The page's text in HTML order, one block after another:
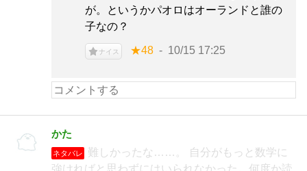
が。というかパオロはオーランドと誰の
子なの？
ナイス ★48 10/15 17:25
かた
ネタバレ
難しかったな……。 自分がもっと数学に
強ければと思わずにはいられなかった。何度か読